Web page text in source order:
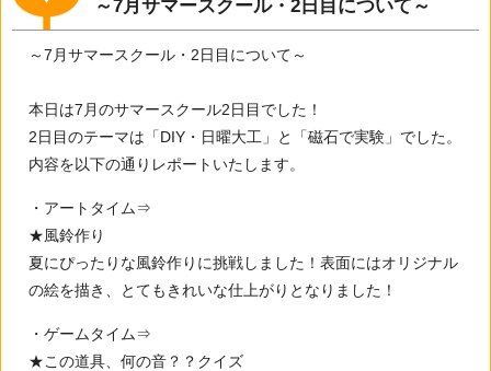
～7月サマースクール・2日目について～
～7月サマースクール・2日目について～
本日は7月のサマースクール2日目でした！
2日目のテーマは「DIY・日曜大工」と「磁石で実験」でした。
内容を以下の通りレポートいたします。
・アートタイム⇒
★風鈴作り
夏にぴったりな風鈴作りに挑戦しました！表面にはオリジナル
の絵を描き、とてもきれいな仕上がりとなりました！
・ゲームタイム⇒
★この道具、何の音？？クイズ